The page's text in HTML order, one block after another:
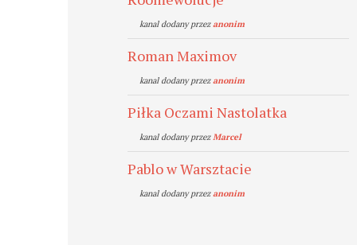
kanal dodany przezanonim
Roman Maximov
kanal dodany przezanonim
Piłka Oczami Nastolatka
kanal dodany przezMarcel
Pablo w Warsztacie
kanal dodany przezanonim